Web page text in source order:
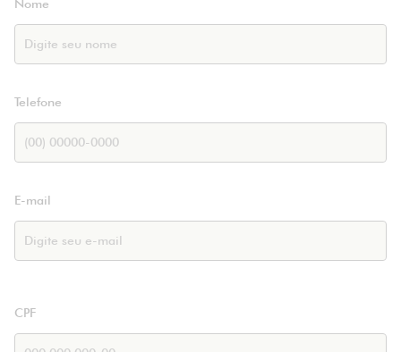
Nome
Telefone
E-mail
CPF